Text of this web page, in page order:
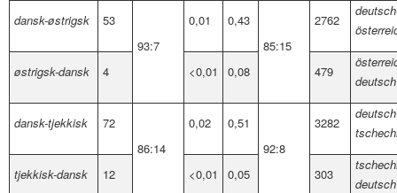
dansk-østrigsk
53
93:7
0,01
0,43
85:15
2762
østrigsk-dansk 4 <0,01 0,08 479
deutsch
dansk-tjekkisk
72
86:14
0,02
0,51
92:8
3282
tjekkisk-dansk 12 <0,01 0,05 303
deutsch